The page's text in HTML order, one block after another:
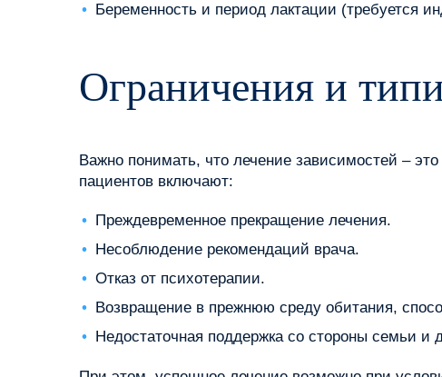
Беременность и период лактации (требуется
Ограничения и
Важно понимать, что лечение зависимостей –
пациентов включают:
Преждевременное прекращение лечения.
Несоблюдение рекомендаций врача.
Отказ от психотерапии.
Возвращение в прежнюю среду обитания,
Недостаточная поддержка со стороны семьи и